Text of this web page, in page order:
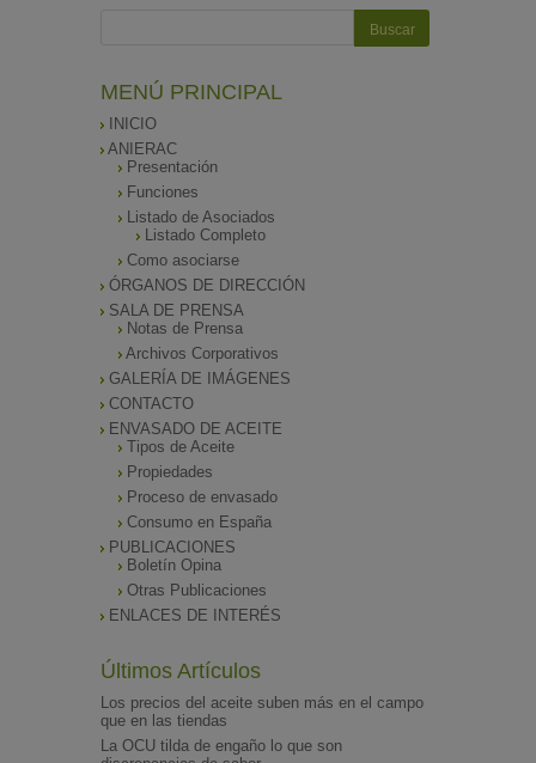
MENÚ PRINCIPAL
INICIO
ANIERAC
Presentación
Funciones
Listado de Asociados
Listado Completo
Como asociarse
ÓRGANOS DE DIRECCIÓN
SALA DE PRENSA
Notas de Prensa
Archivos Corporativos
GALERÍA DE IMÁGENES
CONTACTO
ENVASADO DE ACEITE
Tipos de Aceite
Propiedades
Proceso de envasado
Consumo en España
PUBLICACIONES
Boletín Opina
Otras Publicaciones
ENLACES DE INTERÉS
Últimos Artículos
Los precios del aceite suben más en el campo
que en las tiendas
La OCU tilda de engaño lo que son